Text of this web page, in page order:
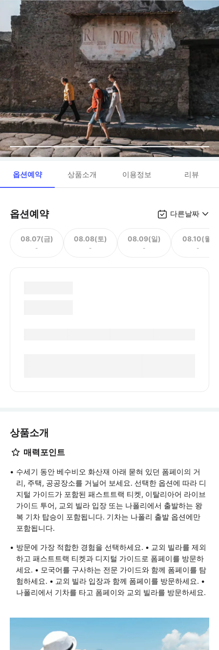
옵션예약 상품소개 이용정보 리뷰
옵션예약 다른날짜
08.07(금)
-
08.08(토)
-
08.09(일)
-
08.10(월)
-
상품소개
매력포인트
수세기 동안 베수비오 화산재 아래 묻혀 있던 폼페이의 거
리, 주택, 공공장소를 거닐어 보세요. 선택한 옵션에 따라 디
지털 가이드가 포함된 패스트트랙 티켓, 이탈리아어 라이브
가이드 투어, 교외 빌라 입장 또는 나폴리에서 출발하는 왕
복 기차 탑승이 포함됩니다. 기차는 나폴리 출발 옵션에만
포함됩니다.
방문에 가장 적합한 경험을 선택하세요. • 교외 빌라를 제외
하고 패스트트랙 티켓과 디지털 가이드로 폼페이를 방문하
세요. • 모국어를 구사하는 전문 가이드와 함께 폼페이를 탐
험하세요. • 교외 빌라 입장과 함께 폼페이를 방문하세요. •
나폴리에서 기차를 타고 폼페이와 교외 빌라를 방문하세요.